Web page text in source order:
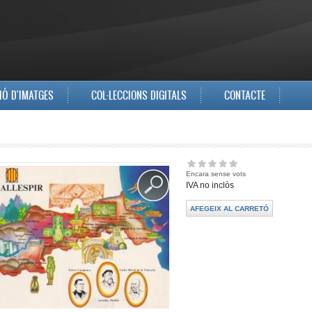
D'IMATGES COL·LECCIONS DIGITALS CONTACTE
Encara sense vots
IVA no inclòs